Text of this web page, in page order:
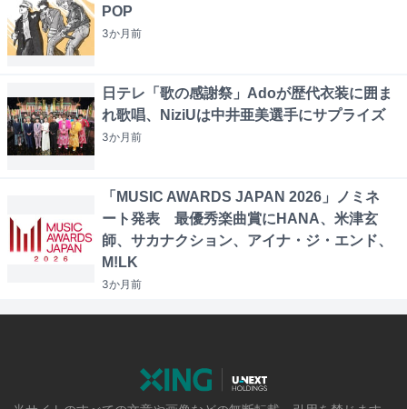
POP
3か月前
日テレ「歌の感謝祭」Adoが歴代衣装に囲ま
れ歌唱、NiziUは中井亜美選手にサプライズ
3か月前
「MUSIC AWARDS JAPAN 2026」ノミネ
ート発表 最優秀楽曲賞にHANA、米津玄
師、サカナクション、アイナ・ジ・エンド、
M!LK
3か月前